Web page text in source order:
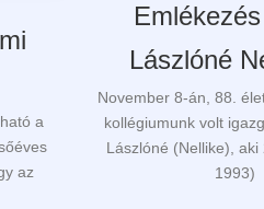
a
az
Lászlóné
November 8-án, 88.
kollégiumunk volt
Lászlóné (Nellike),
1993)